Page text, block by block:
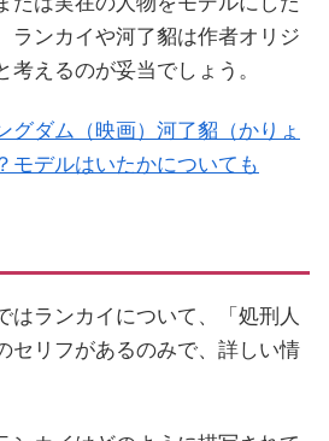
ランカイや河了貂は作者オリジ
えるのが妥当でしょう。
グダム（映画）河了貂（かりょ
モデルはいたかについても
はランカイについて、「処刑人
セリフがあるのみで、詳しい情